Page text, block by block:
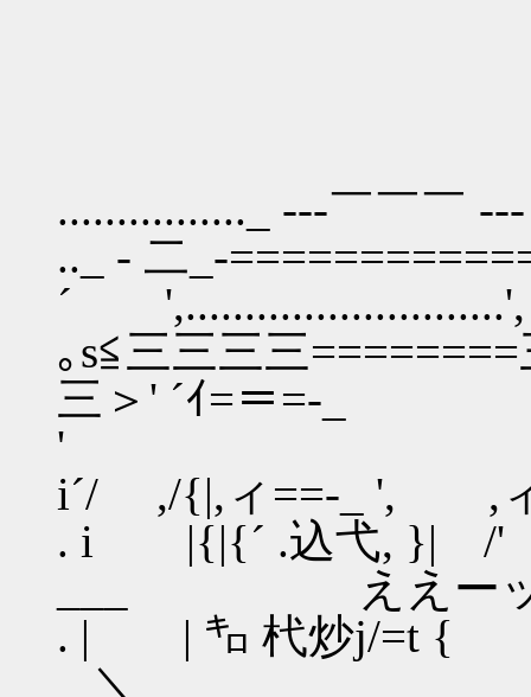
................_ ---￣￣￣
.._ - 二_-
´ ',...........................',
｡s≦三三三三
三＞' ´ｲ=＝=-_ ィ
'
i´/ ,/{|,ィ==-_ ', ,
. i |{|{´ .込弋, }| /'
___ ええーッ！
. | | ㌔ 杙炒j/=t {
_ ＼